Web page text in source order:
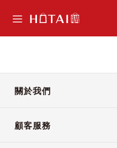
關於我們
顧客服務